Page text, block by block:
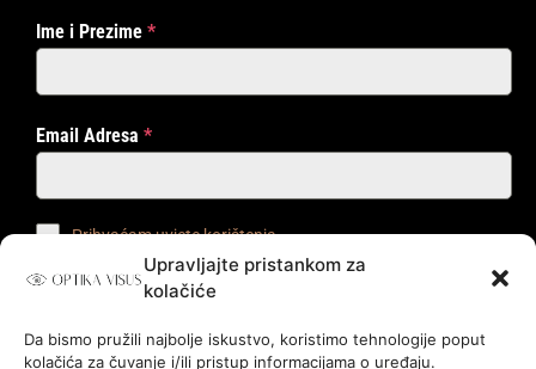
Upravljajte pristankom za
kolačiće
Da bismo pružili najbolje iskustvo, koristimo tehnologije poput
kolačića za čuvanje i/ili pristup informacijama o uređaju.
Ime i Prezime *
Email Adresa *
Prihvaćam uvjete korištenja